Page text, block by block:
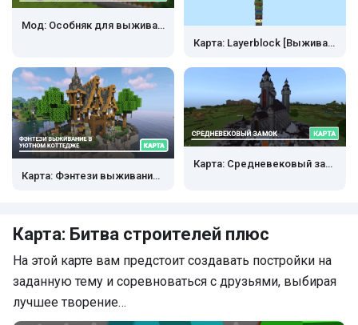
Мод: Особняк для выживания
Карта: Layerblock [Выживание]
Карта: Фэнтези выживание в уютном коттедже
Карта: Средневековый замок
Карта: Битва строителей плюс
На этой карте вам предстоит создавать постройки на
заданную тему и соревноваться с друзьями, выбирая
лучшее творение…